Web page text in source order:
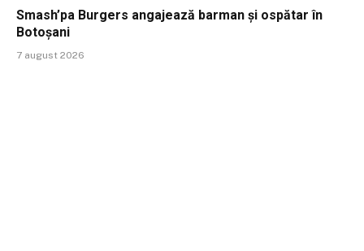
Smash’pa Burgers angajează barman și ospătar în
Botoșani
7 august 2026